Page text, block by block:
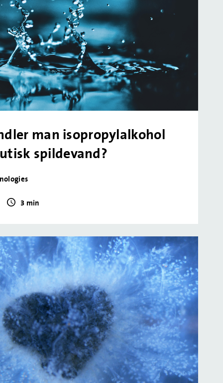
man isopropylalkohol
spildevand?
3 min